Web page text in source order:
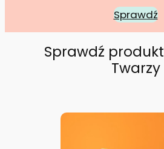
Sprawdź
Sprawdź
Twarzy